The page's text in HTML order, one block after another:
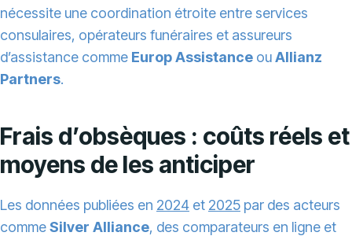
nécessite une coordination étroite entre services
consulaires, opérateurs funéraires et assureurs
d’assistance comme Europ Assistance ouAllianz
Partners.
Frais d’obsèques : coûts réels et
moyens de les anticiper
Les données publiées en 2024 et 2025 par des acteurs
commeSilver Alliance, des comparateurs en ligne et